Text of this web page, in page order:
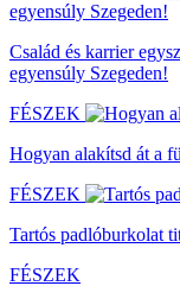
Család és karrier
egyensúly Szegeden!
FÉSZEK
Hogyan alakítsd át a
FÉSZEK
Tartós padlóburkolat
FÉSZEK